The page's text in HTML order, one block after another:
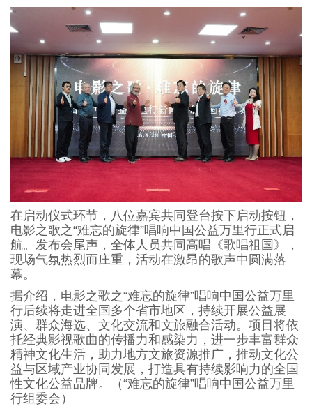
在启动仪式环节，八位嘉宾共同登台按下启动按钮，
电影之歌之“难忘的旋律”唱响中国公益万里行正式启
航。发布会尾声，全体人员共同高唱《歌唱祖国》，
现场气氛热烈而庄重，活动在激昂的歌声中圆满落
幕。
据介绍，电影之歌之“难忘的旋律”唱响中国公益万里
行后续将走进全国多个省市地区，持续开展公益展
演、群众海选、文化交流和文旅融合活动。项目将依
托经典影视歌曲的传播力和感染力，进一步丰富群众
精神文化生活，助力地方文旅资源推广，推动文化公
益与区域产业协同发展，打造具有持续影响力的全国
性文化公益品牌。（“难忘的旋律”唱响中国公益万里
行组委会）